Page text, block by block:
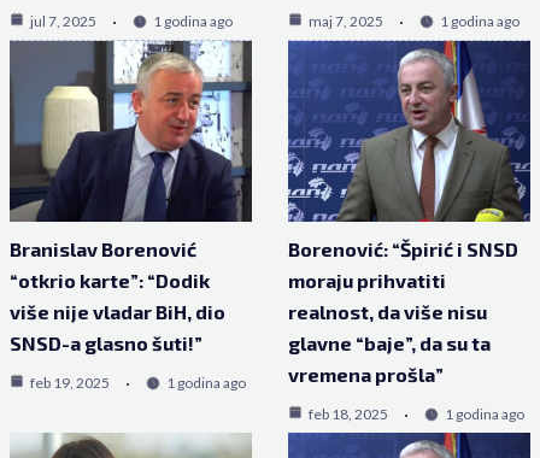
jul 7, 2025 1 godina ago maj 7, 2025 1 godina ago
Branislav Borenović
“otkrio karte”: “Dodik
više nije vladar BiH, dio
SNSD-a glasno šuti!”
feb 19, 2025 1 godina ago
Borenović: “Špirić i SNSD
moraju prihvatiti
realnost, da više nisu
glavne “baje”, da su ta
vremena prošla”
feb 18, 2025 1 godina ago